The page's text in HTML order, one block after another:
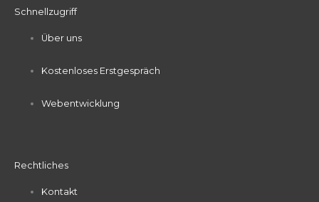
Schnellzugriff
Über uns
Kostenloses Erstgespräch
Webentwicklung
Rechtliches
Kontakt